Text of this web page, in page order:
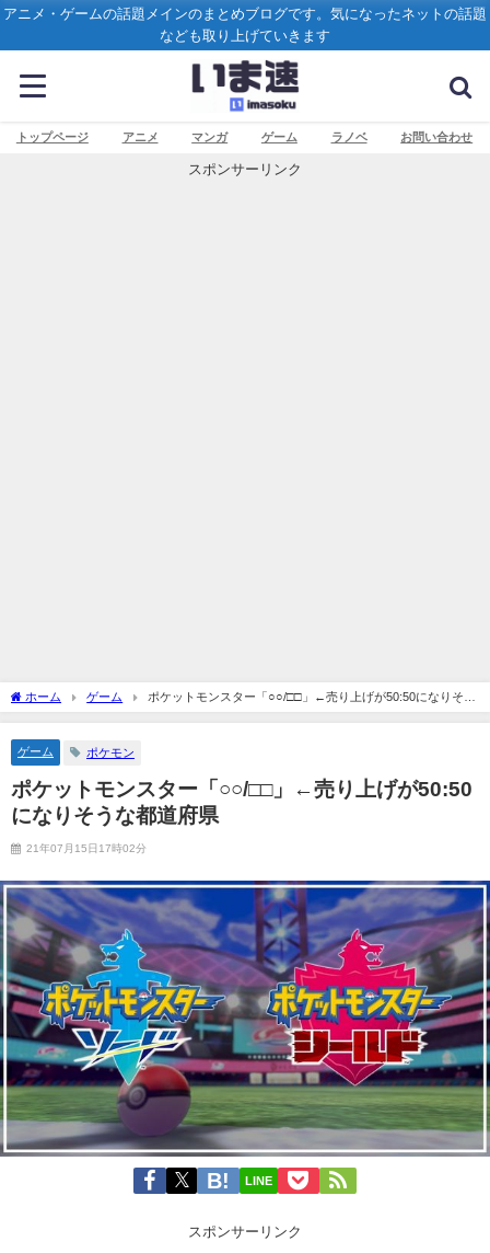
アニメ・ゲームの話題メインのまとめブログです。気になったネットの話題
なども取り上げていきます
トップページ アニメ マンガ ゲーム ラノベ お問い合わせ
スポンサーリンク
ホーム ゲーム
ポケットモンスター「○○/□□」←売り上げが50:50になりそう
な都道府県
ゲーム ポケモン
ポケットモンスター「○○/□□」←売り上げが50:50
になりそうな都道府県
21年07月15日17時02分
LINE
スポンサーリンク